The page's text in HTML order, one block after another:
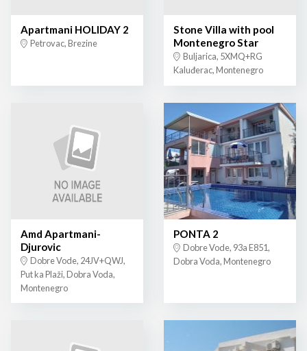
Apartmani HOLIDAY 2
Petrovac, Brezine
Stone Villa with pool
Montenegro Star
Buljarica, 5XMQ+RG
Kaluđerac, Montenegro
Amd Apartmani-
Djurovic
Dobre Vode, 24JV+QWJ,
Put ka Plaži, Dobra Voda,
Montenegro
PONTA 2
Dobre Vode, 93a E851,
Dobra Voda, Montenegro